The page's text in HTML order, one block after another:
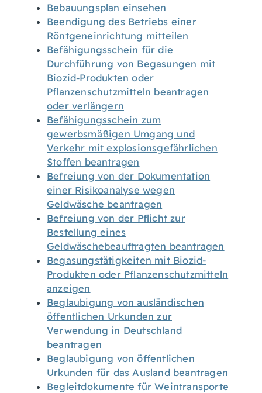
Bebauungsplan einsehen
Beendigung des Betriebs einer
Röntgeneinrichtung mitteilen
Befähigungsschein für die
Durchführung von Begasungen mit
Biozid-Produkten oder
Pflanzenschutzmitteln beantragen
oder verlängern
Befähigungsschein zum
gewerbsmäßigen Umgang und
Verkehr mit explosionsgefährlichen
Stoffen beantragen
Befreiung von der Dokumentation
einer Risikoanalyse wegen
Geldwäsche beantragen
Befreiung von der Pflicht zur
Bestellung eines
Geldwäschebeauftragten beantragen
Begasungstätigkeiten mit Biozid-
Produkten oder Pflanzenschutzmitteln
anzeigen
Beglaubigung von ausländischen
öffentlichen Urkunden zur
Verwendung in Deutschland
beantragen
Beglaubigung von öffentlichen
Urkunden für das Ausland beantragen
Begleitdokumente für Weintransporte